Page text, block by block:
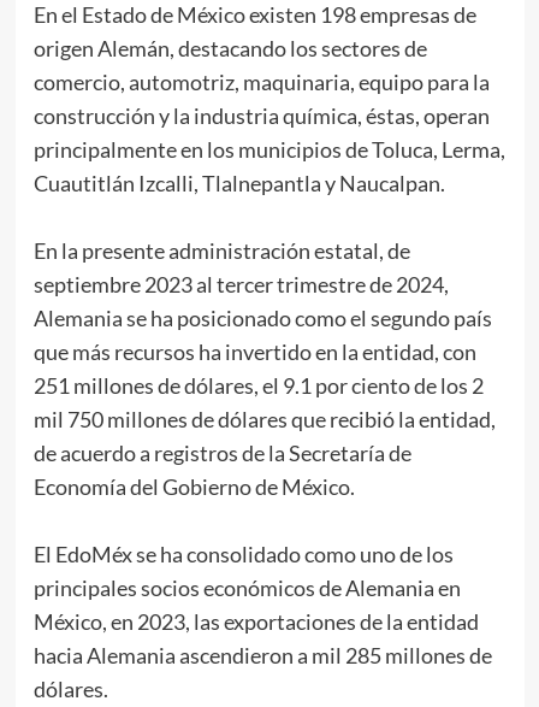
En el Estado de México existen 198 empresas de
origen Alemán, destacando los sectores de
comercio, automotriz, maquinaria, equipo para la
construcción y la industria química, éstas, operan
principalmente en los municipios de Toluca, Lerma,
Cuautitlán Izcalli, Tlalnepantla y Naucalpan.
En la presente administración estatal, de
septiembre 2023 al tercer trimestre de 2024,
Alemania se ha posicionado como el segundo país
que más recursos ha invertido en la entidad, con
251 millones de dólares, el 9.1 por ciento de los 2
mil 750 millones de dólares que recibió la entidad,
de acuerdo a registros de la Secretaría de
Economía del Gobierno de México.
El EdoMéx se ha consolidado como uno de los
principales socios económicos de Alemania en
México, en 2023, las exportaciones de la entidad
hacia Alemania ascendieron a mil 285 millones de
dólares.